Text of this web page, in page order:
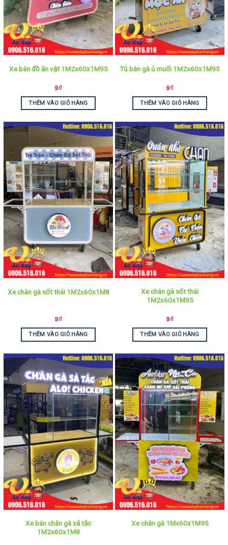
Xe bán đồ ăn vặt 1M2x60x1M95
9₫
THÊM VÀO GIỎ HÀNG
Tủ bán gà ủ muối 1M2x60x1M95
9₫
THÊM VÀO GIỎ HÀNG
Xe chân gà sốt thái 1M2x60x1M8
9₫
THÊM VÀO GIỎ HÀNG
Xe chân gà sốt thái
1M2x60x1M95
9₫
THÊM VÀO GIỎ HÀNG
Xe bán chân gà xả tắc
1M2x60x1M8
Xe chân gà 1Mx60x1M95